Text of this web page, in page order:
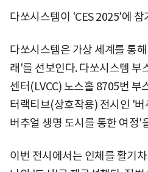
다쏘시스템이 'CES 2025′에
다쏘시스템은 가상 세계를 통
래'를 선보인다. 다쏘시스템 부
센터(LVCC) 노스홀 8705번 부
터랙티브(상호작용) 전시인 '
버추얼 생명 도시를 통한 여정'
이번 전시에서는 인체를 활기